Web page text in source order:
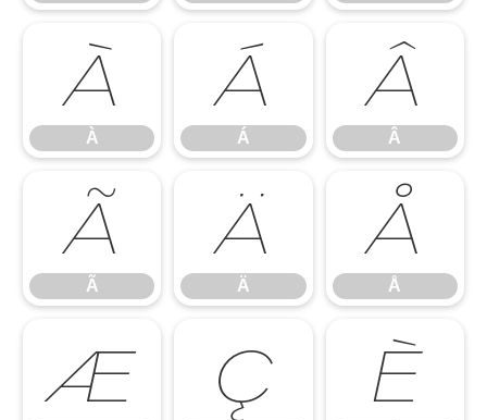
À
À
Á
Á
Â
Â
Ã
Ã
Ä
Ä
Å
Å
Æ Ç È